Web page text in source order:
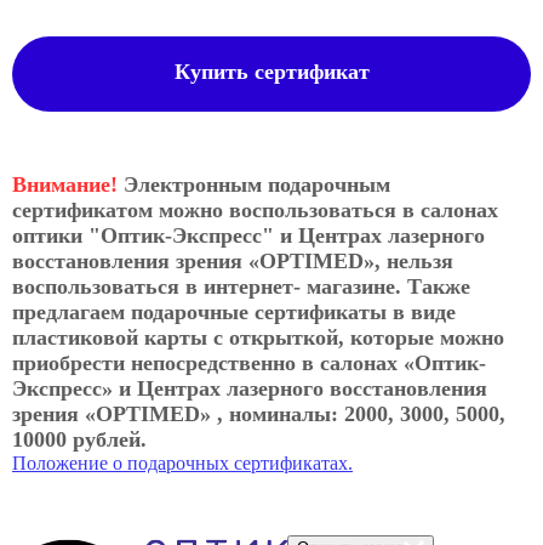
Купить сертификат
Внимание! Электронным подарочным
сертификатом можно воспользоваться в салонах
оптики "Оптик-Экспресс" и Центрах лазерного
восстановления зрения «OPTIMED», нельзя
воспользоваться в интернет- магазине. Также
предлагаем подарочные сертификаты в виде
пластиковой карты с открыткой, которые можно
приобрести непосредственно в салонах «Оптик-
Экспресс» и Центрах лазерного восстановления
зрения «OPTIMED» , номиналы: 2000, 3000, 5000,
10000 рублей.
Положение о подарочных сертификатах.